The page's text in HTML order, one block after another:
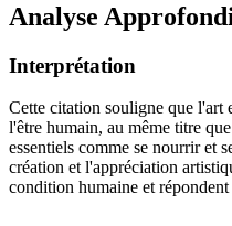
Analyse
Interprétation
Cette citation souligne que l'art
l'être humain, au même titre
essentiels comme se nourrir et
création et l'appréciation
condition humaine et